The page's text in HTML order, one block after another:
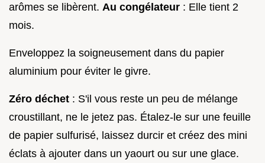
arômes se libèrent. Au congélateur : Elle tient 2
mois.
Enveloppez la soigneusement dans du papier
aluminium pour éviter le givre.
Zéro déchet : S'il vous reste un peu de mélange
croustillant, ne le jetez pas. Étalez-le sur une feuille
de papier sulfurisé, laissez durcir et créez des mini
éclats à ajouter dans un yaourt ou sur une glace.